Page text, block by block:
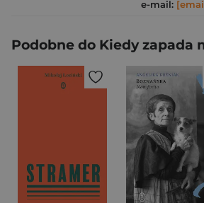
e-mail:
Podobne do Kiedy zapada